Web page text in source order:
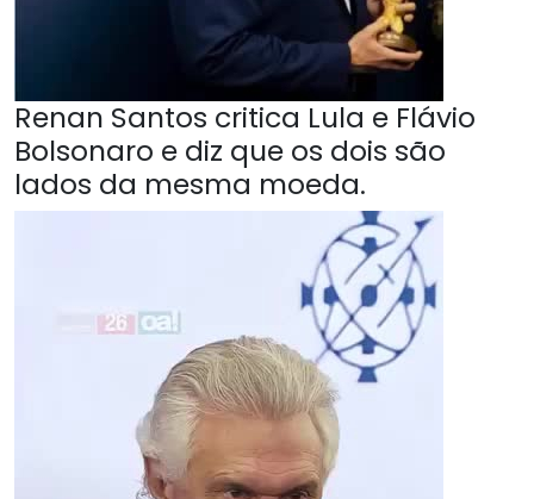
Renan Santos critica Lula e Flávio
Bolsonaro e diz que os dois são
lados da mesma moeda.